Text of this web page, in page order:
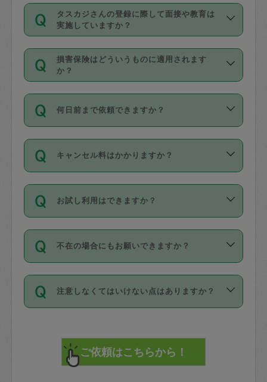
動計算で表示されます。
開始時間を２時間前後変更することが可
能です。依頼送信後、個別にタスカジさ
んにメッセージを送り調整してくださ
い。ただし、２時間を越えての調整はで
時間も被らない場合、損害保険の対象外
する前にタスカジさんのプロフィールで
確認してください。
基本的に、高所での作業や危険作業、屋
外での作業は対象外です。
主婦として長年の家事経験をお持ちの
方、栄養士・調理師といった資格者で保
育園や学校の給食やレストランで料理関
係の専門職に従事されていた方、日本で
すでにハウスキーパーや英語の先生とし
てお仕事をしているフィリピン出身の
社員など様々なバックグラウンドの方が
登録しています。
日本語も話せる方など様々です。
ールに記載していますので、各自の得意
を依頼してください。
タスカジさんの登録に際して面接や教育は
実施していますか？
応募の際に、各自事務局との面接と説明
を行っています。その後、身分証明書の
写真提出をしていただいています。外国
確認しています。タスカジさんトレーニ
ング動画を使ったセルフトレーニングの
現場トライアルを受け、合格したタスカ
ジさんが活動されています。
※テストセンターの講評は１件目のレビュ
参考
【詳細】タスカジさんの登録に際
損害保険はどういうものに適用されます
か？
依頼者とタスカジさんとの間でタスカジ
を通して成立した作業時間内での作業に
適用されます。作業範囲は、掃除、洗
です。作業中に物を壊したり、人にけが
をさせたりした場合が対象で、補償金額
す。
写真を撮り、
詳細FAQ：
損害賠償保険について教えて
何日前まで依頼できますか？
ご依頼は、現在を起点に3日後（72時間
以降）の日時から受付可能となっていま
す。
タスカジさんへ「募集」をかけることが
可能です。
キャンセル料はかかりますか？
キャンセル料には、以下の2種類がありま
す。
1. 直前キャンセル（定期、スポット契約
共通）
72時間を超える※と、以下のキャンセル
料が発生します。
直前キャンセル料：
72時間前〜24時間前＝依頼料金の50%
お試し利用はできますか？
「お試し利用」というメニューはありま
せんが、「一回のみ」依頼を活用するこ
とによって、気に入ったタスカジさんを
まず、条件の合う気になるタスカジさ
みてください。
その後、一番気に入ったタスカジさんに
不在の場合にもお願いできますか？
不在の場合の作業はタスカジさんの同意
が必要です。数回の依頼ののち、タスカ
ジさんと依頼者の間で十分な信頼関係が
てください。
不在時に部屋に入るためにタスカジさん
注意しなくてはいけない点はありますか？
で、必ず鍵のかかるロッカーや金庫に入
れて依頼者の責任の元管理するよう心掛
けてください。